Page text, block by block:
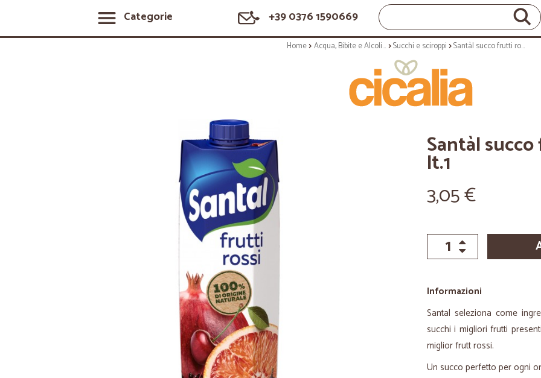
Categorie +39 0376 1590669
Home Acqua, Bibite e Alcolici Succhi e sciroppi Santàl succo frutti rossi 10 vitamine lt.1
Santàl
lt.1
3,05 €
Informazioni
Santal seleziona come
succhi i migliori frutti
miglior frutt rossi.
Un succo perfetto per ogni